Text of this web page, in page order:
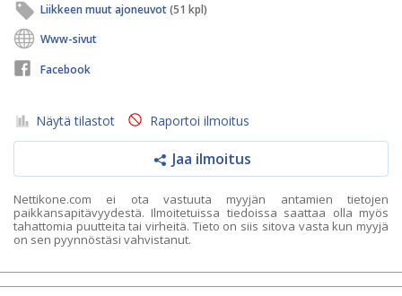
Liikkeen muut ajoneuvot(51 kpl)
Www-sivut
Facebook
Näytä tilastot Raportoi ilmoitus
Jaa ilmoitus
Nettikone.com ei ota vastuuta myyjän antamien tietojen
paikkansapitävyydestä. Ilmoitetuissa tiedoissa saattaa olla myös
tahattomia puutteita tai virheitä. Tieto on siis sitova vasta kun myyjä
on sen pyynnöstäsi vahvistanut.